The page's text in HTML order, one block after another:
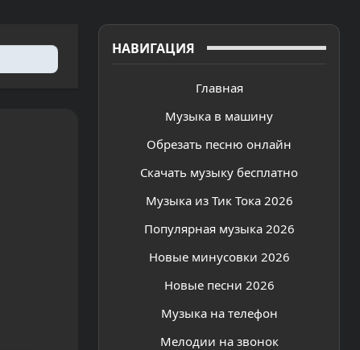
НАВИГАЦИЯ
Главная
Музыка в машину
Обрезать песню онлайн
Скачать музыку бесплатно
Музыка из Тик Тока 2026
Популярная музыка 2026
Новые минусовки 2026
Новые песни 2026
Музыка на телефон
Мелодии на звонок